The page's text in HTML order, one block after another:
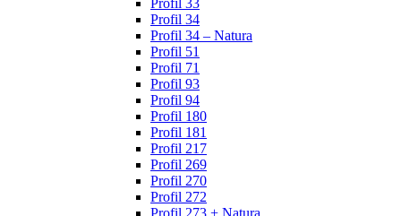
Profil 33
Profil 34
Profil 34 – Natura
Profil 51
Profil 71
Profil 93
Profil 94
Profil 180
Profil 181
Profil 217
Profil 269
Profil 270
Profil 272
Profil 273 + Natura